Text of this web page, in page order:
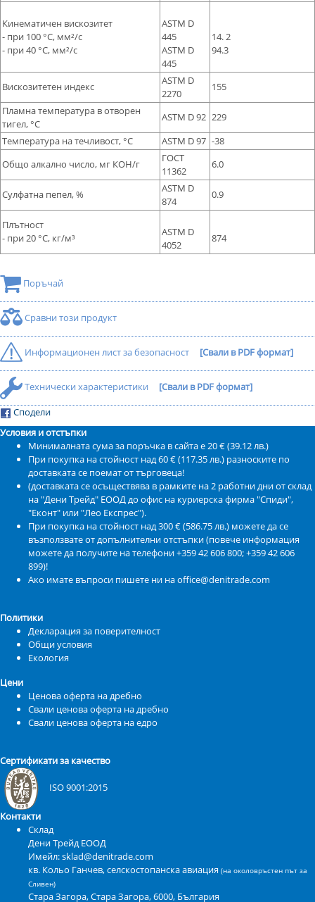
Кинематичен вискозитет
- при 100 °С, мм²/с
- при 40 °С, мм²/с
ASTM D
445
ASTM D
445
14. 2
94.3
Вискозитетен индекс
ASTM D
2270
155
Пламна температура в отворен
тигел, °С
ASTM D 92 229
Температура на течливост, °С
ASTM D 97 -38
Общо алкално число, мг КОН/г
ГОСТ
11362
6.0
Сулфатна пепел, %
ASTM D
874
0.9
Плътност
- при 20 °C, кг/м³
ASTM D
4052
874
Поръчай
Сравни този продукт
Информационен лист за безопасност [Свали в PDF формат]
Технически характеристики
[Свали в PDF формат]
Сподели
Условия и отстъпки
Минималната сума за поръчка в сайта е 20 € (39.12 лв.)
При покупка на стойност над 60 € (117.35 лв.) разноските по
доставката се поемат от търговеца!
(доставката се осъществява в рамките на 2 работни дни от склад
на "Дени Трейд" ЕООД до офис на куриерска фирма "Спиди",
"Еконт" или "Лео Експрес").
При покупка на стойност над 300 € (586.75 лв.) можете да се
възползвате от допълнителни отстъпки (повече информация
можете да получите на телефони +359 42 606 800; +359 42 606
899)!
Ако имате въпроси пишете ни на office@denitrade.com
Политики
Декларация за поверителност
Общи условия
Екология
Цени
Ценова оферта на дребно
Свали ценова оферта на дребно
Свали ценова оферта на едро
Сертификати за качество
ISO 9001:2015
Контакти
Склад
Дени Трейд ЕООД
Имейл: sklad@denitrade.com
кв. Кольо Ганчев, селскостопанска авиация (на околовръстен път за
Сливен)
Стара Загора,Стара Загора,6000, България